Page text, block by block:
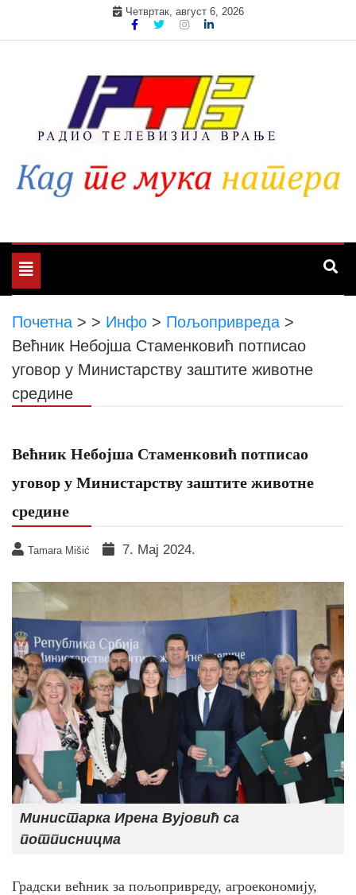
Четвртак, август 6, 2026
Toggle
navigation
Почетна > > Инфо > Пољопривреда >
Већник Небојша Стаменковић потписао
уговор у Министарству заштите животне
средине
Већник Небојша Стаменковић потписао
уговор у Министарству заштите животне
средине
Tamara Mišić 7. Мај 2024.
Министарка Ирена Вујовић са
потписницма
Градски већник за пољопривреду, агроекономију,